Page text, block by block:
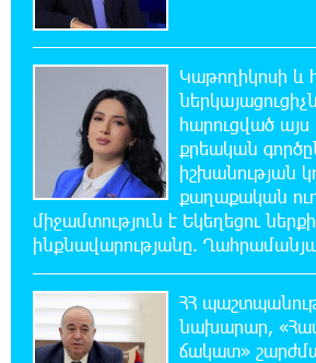
20:26:38 6-08-2026
Ավտովթար՝ Կոտայքի
Եղվարդ ճանապարհին
Romeo»-ն և «Opel»-ը. կա վիրավոր
20:08:02 6-08-2026
Արժևորվում է Շիրակի
բանահյուսությունը
Վրաստանում պետական
կաշառելու փորձի
ձերբակալվել
Կաթողիկոսի և
հարուցված
քրեական
իշխանության
քաղաքական
միջամտություն է Եկեղեցու
ինքնավարությանը.
ՀՀ
նախարար,
ճակատ»